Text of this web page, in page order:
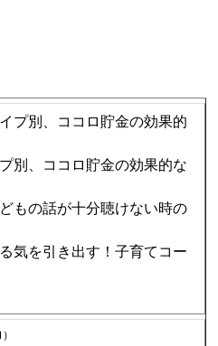
プ別、ココロ貯金の効果的
別、ココロ貯金の効果的な
もの話が十分聴けない時の
気を引き出す！子育てコー